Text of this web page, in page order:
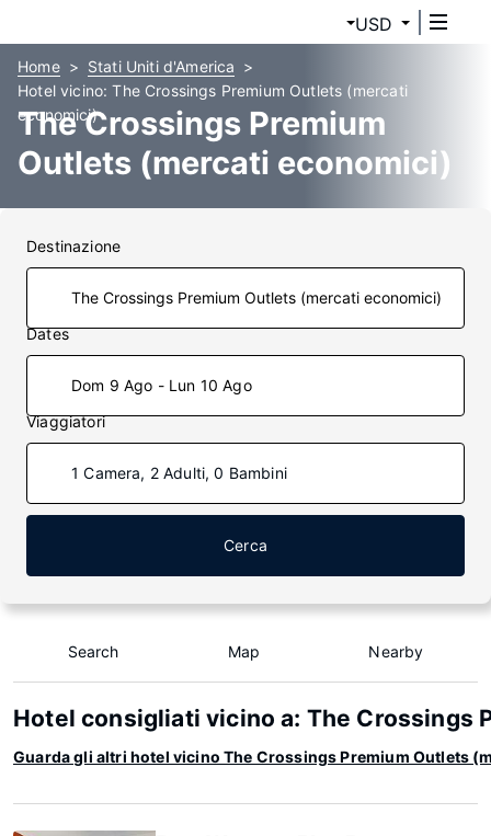
USD
Home
Stati Uniti d'America
Hotel vicino: The Crossings Premium Outlets (mercati
economici)
The Crossings Premium
Outlets (mercati economici)
Hotel
Destinazione
Dates
Dom 9 Ago - Lun 10 Ago
Viaggiatori
1 Camera, 2 Adulti, 0 Bambini
Cerca
Search Map Nearby
Hotel consigliati vicino a: The Crossings
Guarda gli altri hotel vicino The Crossings Premium Outlets